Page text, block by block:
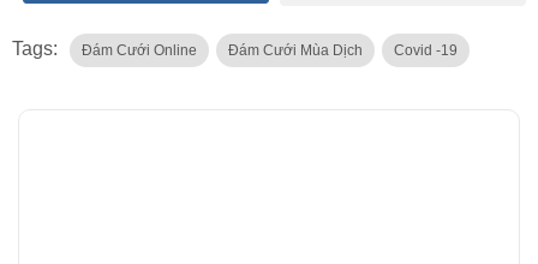
Tags: Đám Cưới Online Đám Cưới Mùa Dịch Covid -19